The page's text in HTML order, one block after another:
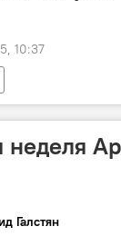
10:37
неделя
Галстян